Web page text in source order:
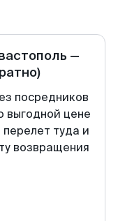
—
посредников
выгодной цене
туда и
возвращения